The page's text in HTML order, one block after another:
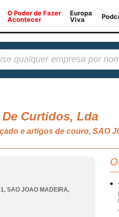
Curtidos, Lda
e artigos de couro, SAO
, SAO JOAO MADEIRA,